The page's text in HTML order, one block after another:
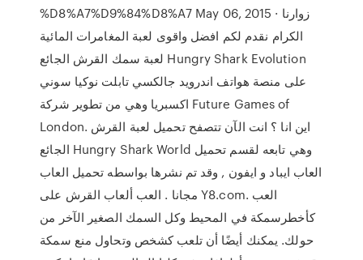
%D8%A7%D9%84%D8%A7 May 06, 2015 · زوارنا
الكرام نقدم لكم افضل واقوى لعبة المغامرات المائية
لعبة سمك القرش الجائع Hungry Shark Evolution
على منصة هواتف اندرويد جالكسي تابلت نوكيا سوني
اكسبريا وهي من تطوير شركة Future Games of
London. اين انا ؟ انت الآن تتصفح تحميل لعبة القرش
الجائع Hungry Shark World وهي تابعه لقسم تحميل
العاب ايباد و ايفون , وقد تم نشرها بواسطه تحميل العاب
مجانا . العب ألعاب القرش على Y8.com. العب
كأخطرسمكة في المحيط وكل السمك الصغير الآخر من
حولك. يمكنك أيضًا أن تلعب كشخص وتحاول منع سمكة